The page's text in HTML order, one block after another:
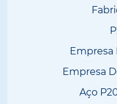
Empresa
Empresa
Aço